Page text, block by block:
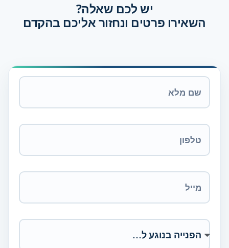
יש לכם שאלה?
השאירו פרטים ונחזור אליכם בהקדם